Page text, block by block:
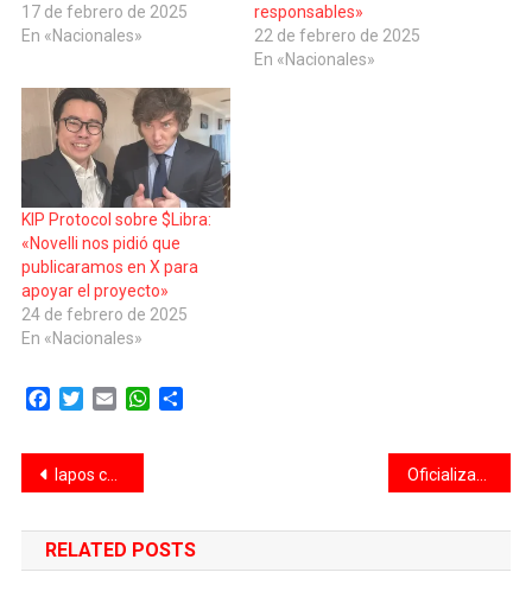
17 de febrero de 2025
En «Nacionales»
responsables»
22 de febrero de 2025
En «Nacionales»
KIP Protocol sobre $Libra:
«Novelli nos pidió que
publicaramos en X para
apoyar el proyecto»
24 de febrero de 2025
En «Nacionales»
Facebook
TwitterEmail WhatsApp
Navegación
de
entradas
Iapos cubrió más de 7 millones de prácticas ambulatorias, 2 millones de consultas médicas y 55 mil cirugías en seis meses
RELATED POSTS